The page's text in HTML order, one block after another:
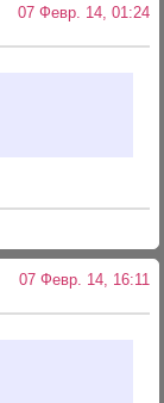
07 Февр. 14, 01:24
07 Февр. 14, 16:11